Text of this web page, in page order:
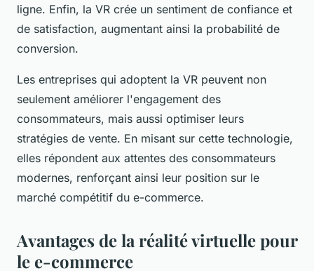
ligne. Enfin, la VR crée un sentiment de confiance et
de satisfaction, augmentant ainsi la probabilité de
conversion.
Les entreprises qui adoptent la VR peuvent non
seulement améliorer l'engagement des
consommateurs, mais aussi optimiser leurs
stratégies de vente. En misant sur cette technologie,
elles répondent aux attentes des consommateurs
modernes, renforçant ainsi leur position sur le
marché compétitif du e-commerce.
Avantages de la réalité virtuelle pour
le e-commerce